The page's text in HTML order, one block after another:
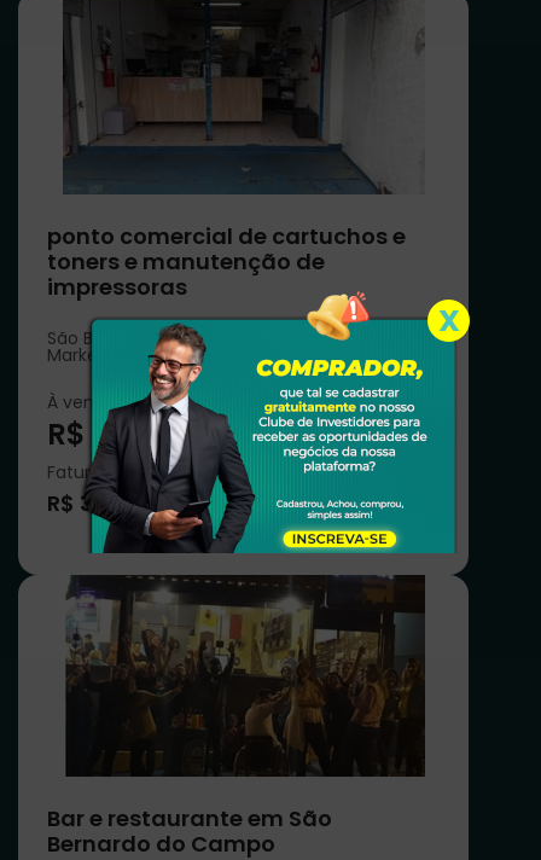
X
ponto comercial de cartuchos e
toners e manutenção de
impressoras
São Bernardo do Campo - SP
Marketing e Publicidade Tecnologia e Startups
À venda por:
R$ 150.000,00
Faturamento mensal de:
R$ 30.000,00
Bar e restaurante em São
Bernardo do Campo